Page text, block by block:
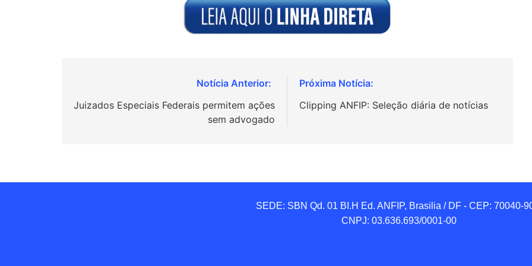
de
Juizados Especiais Federais permitem ações
sem advogado
Clipping ANFIP: Seleção diária de notícias
SEDE: SBN Qd. 01 BI.H Ed. ANFIP, Brasilia / DF - CEP: 70040-
CNPJ: 03.636.693/0001-00